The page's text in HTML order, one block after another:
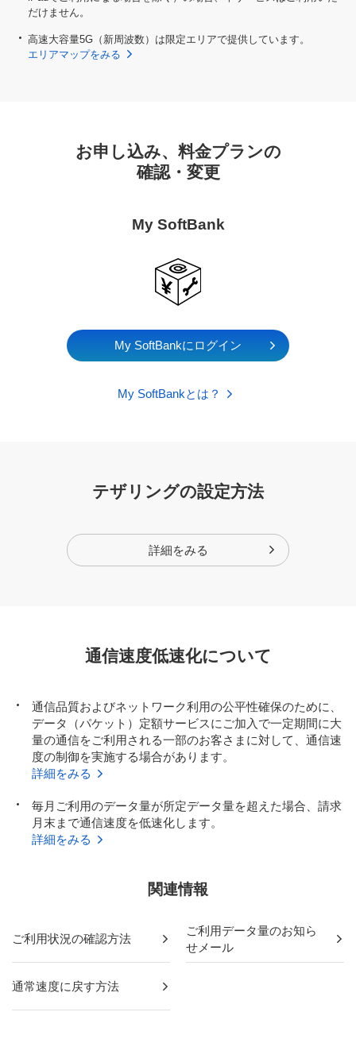
だけません。
高速大容量5G（新周波数）は限定エリアで提供しています。
エリアマップをみる
お申し込み、料金プランの
確認・変更
My SoftBank
My SoftBankにログイン
My SoftBankとは？
テザリングの設定方法
詳細をみる
通信速度低速化について
通信品質およびネットワーク利用の公平性確保のために、
データ（パケット）定額サービスにご加入で一定期間に大
量の通信をご利用される一部のお客さまに対して、通信速
度の制御を実施する場合があります。
詳細をみる
毎月ご利用のデータ量が所定データ量を超えた場合、請求
月末まで通信速度を低速化します。
詳細をみる
関連情報
ご利用状況の確認方法
ご利用データ量のお知ら
せメール
通常速度に戻す方法